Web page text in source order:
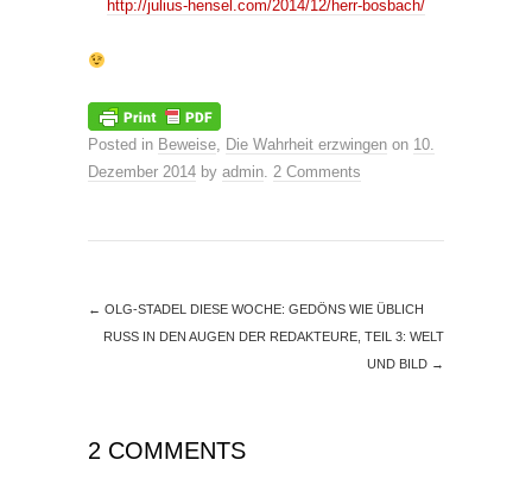
http://julius-hensel.com/2014/12/herr-bosbach/
Posted in Beweise Die Wahrheit erzwingen on 10.
Dezember 2014 by admin 2 Comments
← OLG-STADEL DIESE WOCHE: GEDÖNS WIE ÜBLICH
RUSS IN DEN AUGEN DER REDAKTEURE, TEIL 3: WELT
UND BILD →
2 COMMENTS